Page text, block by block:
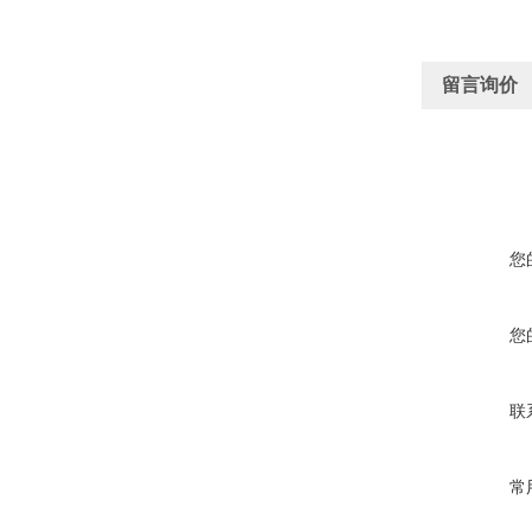
留言询价
您
您
联
常